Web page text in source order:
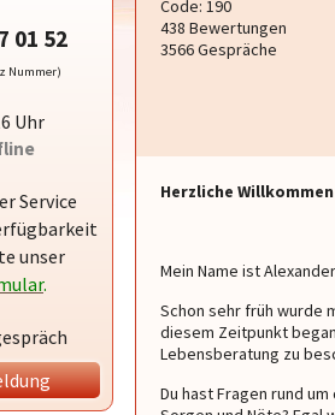
01 52
Nummer)
Uhr
Service
unser
.
Code: 190
438 Bewertungen
3566 Gespräche
Herzliche
Mein Name ist
Schon sehr früh wurde
diesem Zeitpunkt
Lebensberatung zu
Du hast Fragen rund